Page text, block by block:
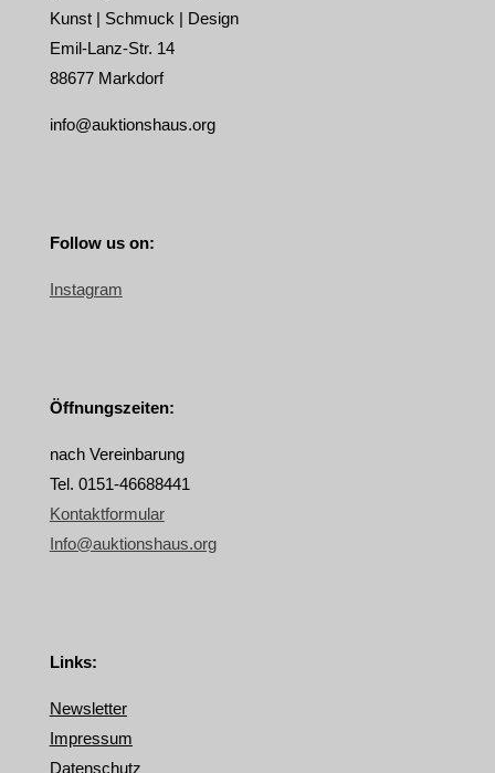
Kunst | Schmuck | Design
Emil-Lanz-Str. 14
88677 Markdorf
info@auktionshaus.org
Follow us on:
Instagram
Öffnungszeiten:
nach Vereinbarung
Tel. 0151-46688441
Kontaktformular
Info@auktionshaus.org
Links:
Newsletter
Impressum
Datenschutz